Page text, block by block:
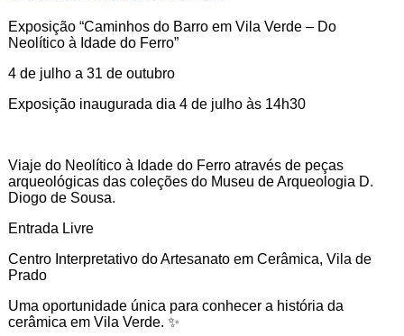
Exposição “Caminhos do Barro em Vila Verde – Do
Neolítico à Idade do Ferro”
4 de julho a 31 de outubro
Exposição inaugurada dia 4 de julho às 14h30
Viaje do Neolítico à Idade do Ferro através de peças
arqueológicas das coleções do Museu de Arqueologia D.
Diogo de Sousa.
Entrada Livre
Centro Interpretativo do Artesanato em Cerâmica, Vila de
Prado
Uma oportunidade única para conhecer a história da
cerâmica em Vila Verde. ✨